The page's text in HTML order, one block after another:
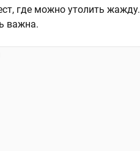
где можно утолить жажду.
важна.